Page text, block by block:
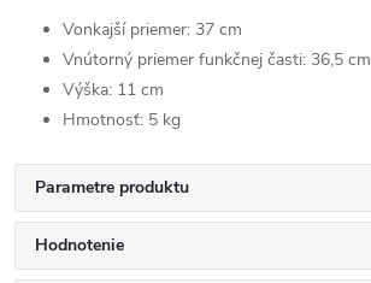
Vonkajší priemer: 37 cm
Vnútorný priemer funkčnej časti: 36,5 cm
Výška: 11 cm
Hmotnosť: 5 kg
Parametre produktu
Hodnotenie